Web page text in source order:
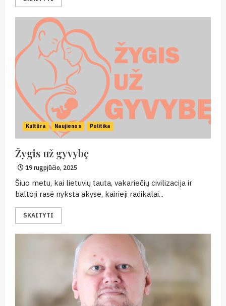
Kultūra Naujienos Politika
Žygis už gyvybę
19 rugpjūčio, 2025
Šiuo metu, kai lietuvių tauta, vakariečių civilizacija ir
baltoji rasė nyksta akyse, kairieji radikalai...
SKAITYTI